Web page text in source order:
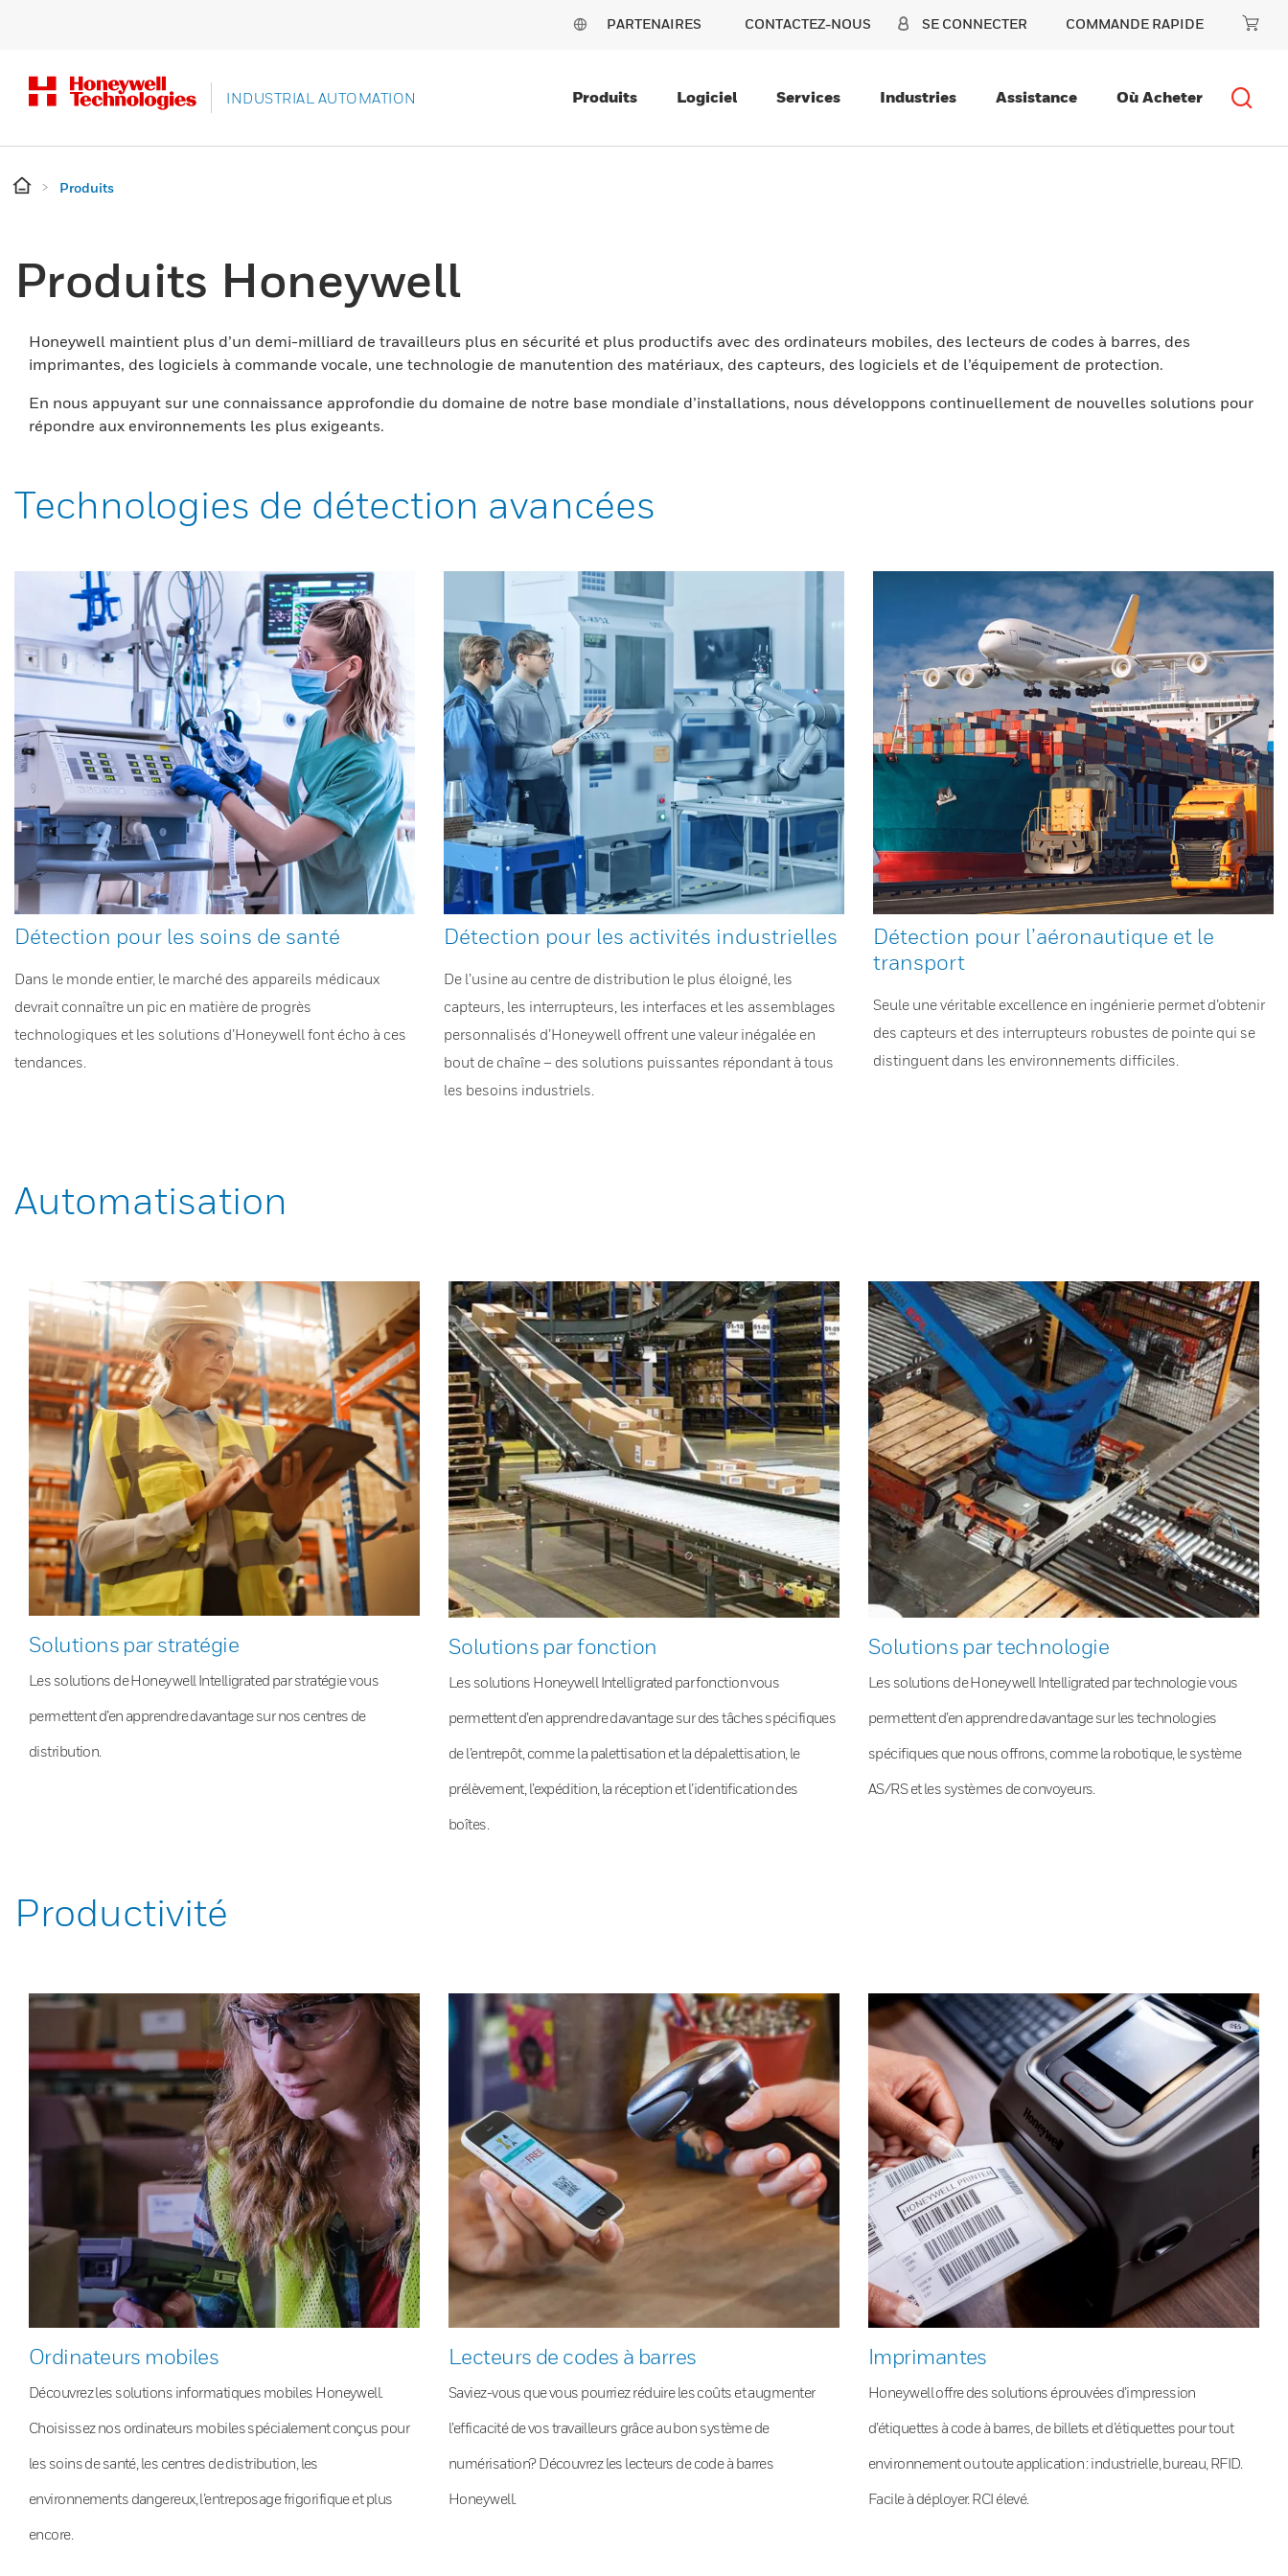
PARTENAIRES CONTACTEZ-NOUS SE CONNECTER COMMANDE RAPIDE
INDUSTRIAL AUTOMATION Produits Logiciel Services Industries Assistance Où Acheter
Produits
Produits Honeywell
Honeywell maintient plus d’un demi-milliard de travailleurs plus en sécurité et plus productifs avec des ordinateurs mobiles, des lecteurs de codes à barres, des
imprimantes, des logiciels à commande vocale, une technologie de manutention des matériaux, des capteurs, des logiciels et de l’équipement de protection.
En nous appuyant sur une connaissance approfondie du domaine de notre base mondiale d’installations, nous développons continuellement de nouvelles solutions pour
répondre aux environnements les plus exigeants.
Technologies de détection avancées
Détection pour les soins de santé
Dans le monde entier, le marché des appareils médicaux
devrait connaître un pic en matière de progrès
technologiques et les solutions d’Honeywell font écho à ces
tendances.
Détection pour les activités industrielles
De l’usine au centre de distribution le plus éloigné, les
capteurs, les interrupteurs, les interfaces et les assemblages
personnalisés d’Honeywell offrent une valeur inégalée en
bout de chaîne – des solutions puissantes répondant à tous
les besoins industriels.
Détection pour l’aéronautique et le
transport
Seule une véritable excellence en ingénierie permet d’obtenir
des capteurs et des interrupteurs robustes de pointe qui se
distinguent dans les environnements difficiles.
Automatisation
Solutions par stratégie
Les solutions de Honeywell Intelligrated par stratégie vous
permettent d’en apprendre davantage sur nos centres de
distribution.
Solutions par fonction
Les solutions Honeywell Intelligrated par fonction vous
permettent d’en apprendre davantage sur des tâches spécifiques
de l’entrepôt, comme la palettisation et la dépalettisation, le
prélèvement, l’expédition, la réception et l’identification des
boîtes.
Solutions par technologie
Les solutions de Honeywell Intelligrated par technologie vous
permettent d’en apprendre davantage sur les technologies
spécifiques que nous offrons, comme la robotique, le système
AS/RS et les systèmes de convoyeurs.
Productivité
Ordinateurs mobiles
Découvrez les solutions informatiques mobiles Honeywell.
Choisissez nos ordinateurs mobiles spécialement conçus pour
les soins de santé, les centres de distribution, les
environnements dangereux, l’entreposage frigorifique et plus
encore.
Lecteurs de codes à barres
Saviez-vous que vous pourriez réduire les coûts et augmenter
l’efficacité de vos travailleurs grâce au bon système de
numérisation? Découvrez les lecteurs de code à barres
Honeywell.
Imprimantes
Honeywell offre des solutions éprouvées d’impression
d’étiquettes à code à barres, de billets et d’étiquettes pour tout
environnement ou toute application : industrielle, bureau, RFID.
Facile à déployer. RCI élevé.